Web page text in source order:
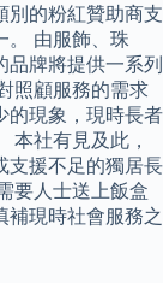
別的粉紅贊助商支
。 由服飾、珠
牌將提供一系列
照顧服務的需求
的現象，現時長者
本社有見及此，
支援不足的獨居長
要人士送上飯盒
補現時社會服務之